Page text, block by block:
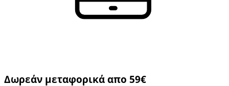
Δωρεάν μεταφορικά απο 59€